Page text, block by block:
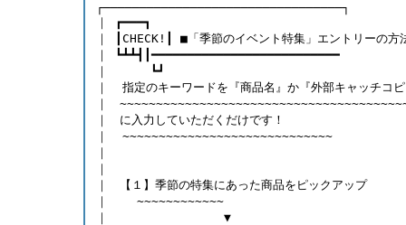
┌─────────────────────────────────┐
｜
｜ ┃CHECK!┃ ■「季節のイベント特集」エントリー
｜ ┗┻┻┫┃━━━━━━━━━━━━━━━━━━━━━━━━━━
｜ 　　
｜  指定のキーワードを『商品名』か『外部キ
｜　
｜　に入力していただく
｜
｜
｜
｜　【１】季節の特集にあった商品をピックアップ
｜    ~~~~~~~~~~~~
｜                ▼